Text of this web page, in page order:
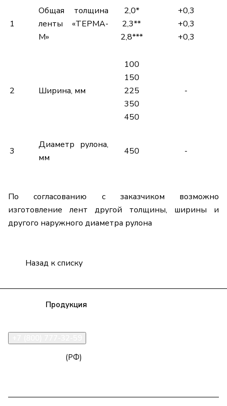
1
Общая толщина
ленты «ТЕРМА-
М»
2,0*
2,3**
2,8***
+0,3
+0,3
+0,3
2 Ширина, мм
100
150
225
350
450
-
3
Диаметр рулона,
мм
450 -
По согласованию с заказчиком возможно
изготовление лент другой толщины, ширины и
другого наружного диаметра рулона
Назад к списку
Продукция
(РФ)